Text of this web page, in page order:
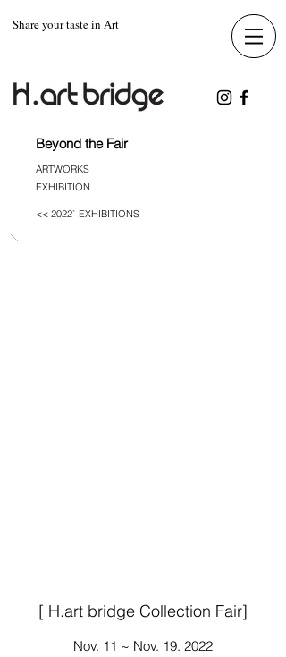
Share your taste in Art
Beyond the Fair
ARTWORKS
EXHIBITION
<< 2022` EXHIBITIONS
[ H.art bridge Collection Fair]
Nov. 11 ~ Nov. 19. 2022